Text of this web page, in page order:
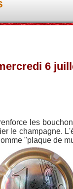
6
les
le champagne.
"plaque de